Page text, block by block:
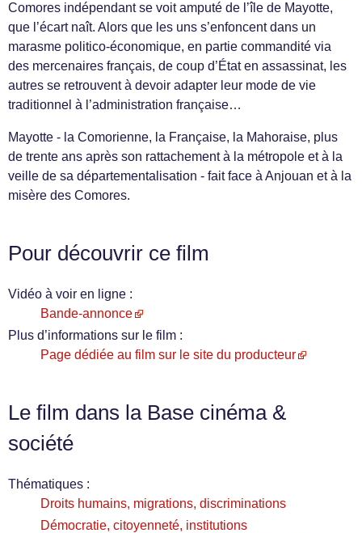
Comores indépendant se voit amputé de l’île de Mayotte,
que l’écart naît. Alors que les uns s’enfoncent dans un
marasme politico-économique, en partie commandité via
des mercenaires français, de coup d’État en assassinat, les
autres se retrouvent à devoir adapter leur mode de vie
traditionnel à l’administration française…
Mayotte - la Comorienne, la Française, la Mahoraise, plus
de trente ans après son rattachement à la métropole et à la
veille de sa départementalisation - fait face à Anjouan et à la
misère des Comores.
Pour découvrir ce film
Vidéo à voir en ligne :
Bande-annonce
Plus d’informations sur le film :
Page dédiée au film sur le site du producteur
Le film dans la Base cinéma &
société
Thématiques :
Droits humains, migrations, discriminations
Démocratie, citoyenneté, institutions